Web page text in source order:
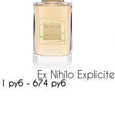
Ex Nihilo Explicite
руб - 674 руб